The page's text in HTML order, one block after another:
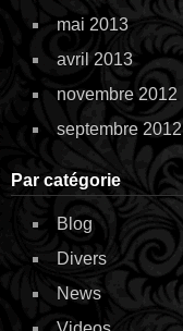
mai 2013
avril 2013
novembre 2012
septembre 2012
Par catégorie
Blog
Divers
News